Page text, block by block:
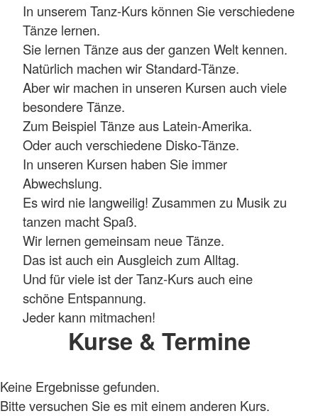
In unserem Tanz-Kurs können Sie verschiedene
Tänze lernen.
Sie lernen Tänze aus der ganzen Welt kennen.
Natürlich machen wir Standard-Tänze.
Aber wir machen in unseren Kursen auch viele
besondere Tänze.
Zum Beispiel Tänze aus Latein-Amerika.
Oder auch verschiedene Disko-Tänze.
In unseren Kursen haben Sie immer
Abwechslung.
Es wird nie langweilig! Zusammen zu Musik zu
tanzen macht Spaß.
Wir lernen gemeinsam neue Tänze.
Das ist auch ein Ausgleich zum Alltag.
Und für viele ist der Tanz-Kurs auch eine
schöne Entspannung.
Jeder kann mitmachen!
Kurse & Termine
Keine Ergebnisse gefunden.
Bitte versuchen Sie es mit einem anderen Kurs.